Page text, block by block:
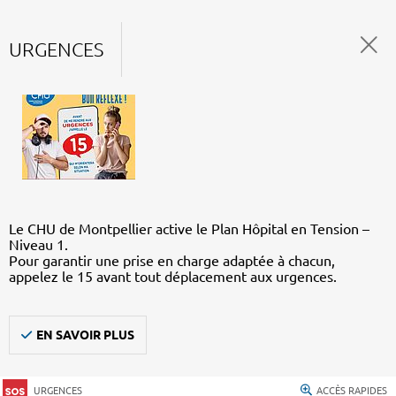
URGENCES
Le CHU de Montpellier active le Plan Hôpital en Tension –
Niveau 1.
Pour garantir une prise en charge adaptée à chacun,
appelez le 15 avant tout déplacement aux urgences.
EN SAVOIR PLUS
URGENCES ACCÈS RAPIDES